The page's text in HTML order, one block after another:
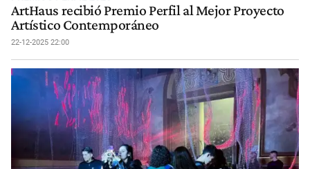
ArtHaus recibió Premio Perfil al Mejor Proyecto
Artístico Contemporáneo
22-12-2025 22:00